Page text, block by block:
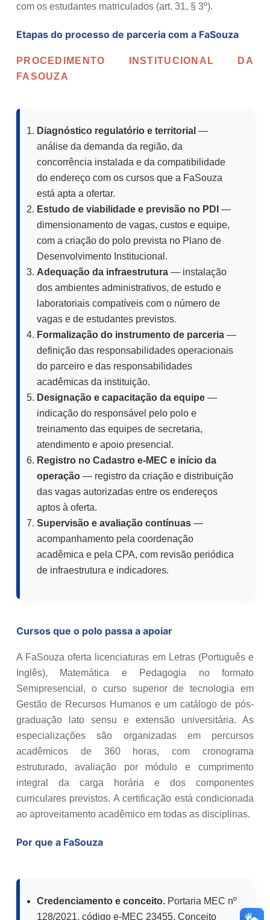
com os estudantes matriculados (art. 31, § 3º).
Etapas do processo de parceria com a FaSouza
PROCEDIMENTO INSTITUCIONAL DA
FASOUZA
Diagnóstico regulatório e territorial —
análise da demanda da região, da
concorrência instalada e da compatibilidade
do endereço com os cursos que a FaSouza
está apta a ofertar.
Estudo de viabilidade e previsão no PDI —
dimensionamento de vagas, custos e equipe,
com a criação do polo prevista no Plano de
Desenvolvimento Institucional.
Adequação da infraestrutura — instalação
dos ambientes administrativos, de estudo e
laboratoriais compatíveis com o número de
vagas e de estudantes previstos.
Formalização do instrumento de parceria —
definição das responsabilidades operacionais
do parceiro e das responsabilidades
acadêmicas da instituição.
Designação e capacitação da equipe —
indicação do responsável pelo polo e
treinamento das equipes de secretaria,
atendimento e apoio presencial.
Registro no Cadastro e-MEC e início da
operação — registro da criação e distribuição
das vagas autorizadas entre os endereços
aptos à oferta.
Supervisão e avaliação contínuas —
acompanhamento pela coordenação
acadêmica e pela CPA, com revisão periódica
de infraestrutura e indicadores.
Cursos que o polo passa a apoiar
A FaSouza oferta licenciaturas em Letras (Português e
Inglês), Matemática e Pedagogia no formato
Semipresencial, o curso superior de tecnologia em
Gestão de Recursos Humanos e um catálogo de pós-
graduação lato sensu e extensão universitária. As
especializações são organizadas em percursos
acadêmicos de 360 horas, com cronograma
estruturado, avaliação por módulo e cumprimento
integral da carga horária e dos componentes
curriculares previstos. A certificação está condicionada
ao aproveitamento acadêmico em todas as disciplinas.
Por que a FaSouza
Credenciamento e conceito. Portaria MEC nº
128/2021, código e-MEC 23455, Conceito